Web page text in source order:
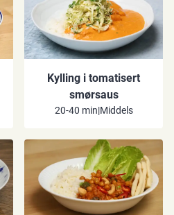
Kylling i tomatisert
smørsaus
20-40 min|Middels